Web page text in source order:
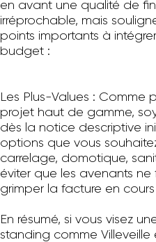
en avant une qualité de
irréprochable, mais
points importants à
budget :
Les Plus-Values : Comme
projet haut de gamme,
dès la notice descriptive
options que vous
carrelage, domotique,
éviter que les avenants ne
grimper la facture en
En résumé, si vous visez
standing comme Villeveille